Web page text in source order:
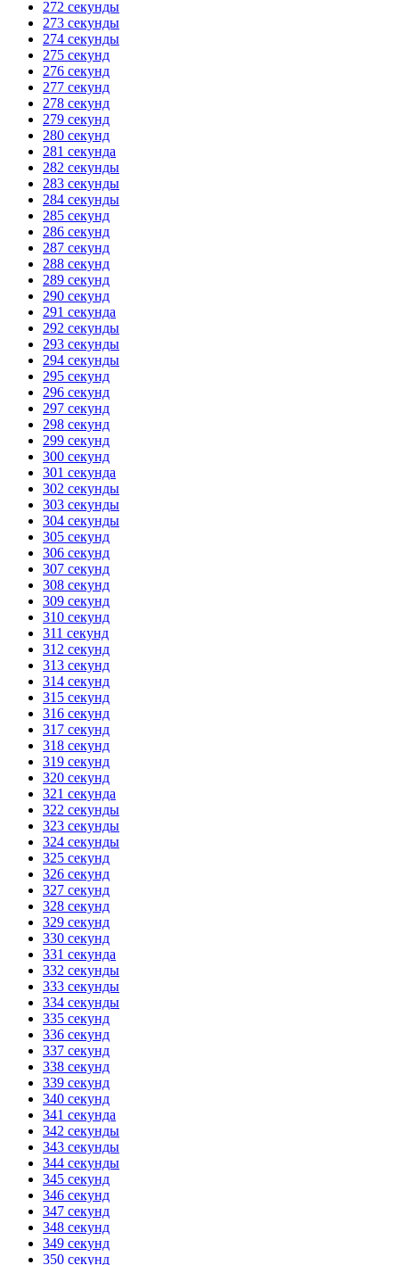
272 секунды
273 секунды
274 секунды
275 секунд
276 секунд
277 секунд
278 секунд
279 секунд
280 секунд
281 секунда
282 секунды
283 секунды
284 секунды
285 секунд
286 секунд
287 секунд
288 секунд
289 секунд
290 секунд
291 секунда
292 секунды
293 секунды
294 секунды
295 секунд
296 секунд
297 секунд
298 секунд
299 секунд
300 секунд
301 секунда
302 секунды
303 секунды
304 секунды
305 секунд
306 секунд
307 секунд
308 секунд
309 секунд
310 секунд
311 секунд
312 секунд
313 секунд
314 секунд
315 секунд
316 секунд
317 секунд
318 секунд
319 секунд
320 секунд
321 секунда
322 секунды
323 секунды
324 секунды
325 секунд
326 секунд
327 секунд
328 секунд
329 секунд
330 секунд
331 секунда
332 секунды
333 секунды
334 секунды
335 секунд
336 секунд
337 секунд
338 секунд
339 секунд
340 секунд
341 секунда
342 секунды
343 секунды
344 секунды
345 секунд
346 секунд
347 секунд
348 секунд
349 секунд
350 секунд